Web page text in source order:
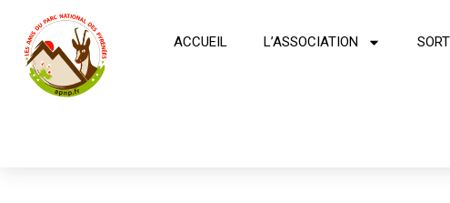
ACCUEIL L’ASSOCIATION